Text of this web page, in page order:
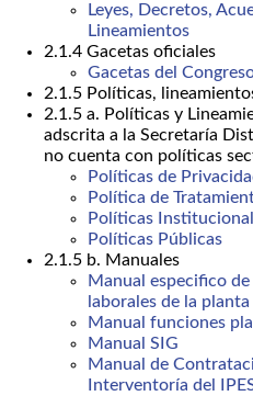
Leyes, Decretos,
Lineamientos
2.1.4 Gacetas oficiales
Gacetas del
2.1.5 Políticas,
2.1.5 a. Políticas y
adscrita a la Secretaría
no cuenta con políticas
Políticas de
Política de
Políticas
Políticas Públicas
2.1.5 b. Manuales
Manual especifico
laborales de la
Manual funciones
Manual SIG
Manual de
Interventoría del